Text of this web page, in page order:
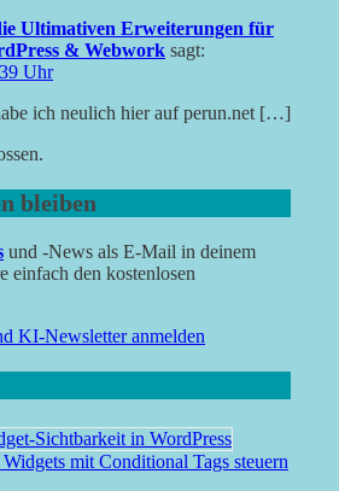
Ultimativen Erweiterungen für
& Webwork sagt:
Uhr
ich neulich hier auf perun.net […]
bleiben
und -News als E-Mail in deinem
einfach den kostenlosen
mit Conditional Tags steuern